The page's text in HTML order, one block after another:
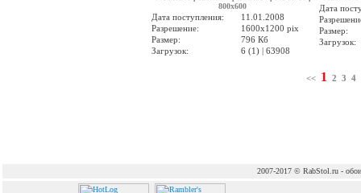
800x600
Дата поступления:
11.01.2008
Разрешение:
1600x1200 pix
Размер:
796 Кб
Загрузок:
6 (1) | 63908
Дата
Размер:
Загрузок:
<< 1 2 3 4
2007-2017 © RabStol.ru - обои